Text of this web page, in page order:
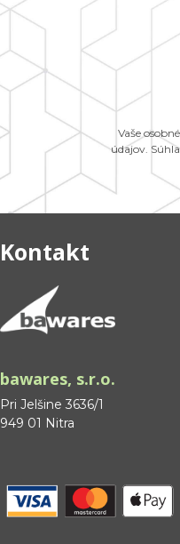
Vaše
údajov.
Kontakt
bawares, s.r.o.
Pri Jelšine 3636/1
949 01 Nitra